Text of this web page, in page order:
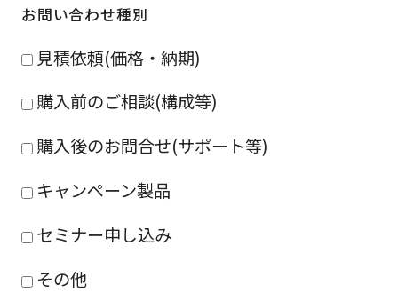
お問い合わせ種別
見積依頼(価格・納期)
購入前のご相談(構成等)
購入後のお問合せ(サポート等)
キャンペーン製品
セミナー申し込み
その他